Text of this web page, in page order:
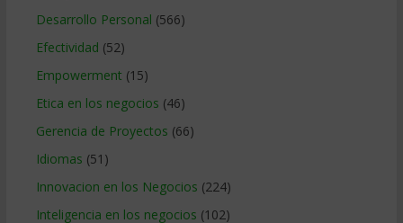
Desarrollo Personal (566)
Efectividad (52)
Empowerment (15)
Etica en los negocios (46)
Gerencia de Proyectos (66)
Idiomas (51)
Innovacion en los Negocios (224)
Inteligencia en los negocios (102)